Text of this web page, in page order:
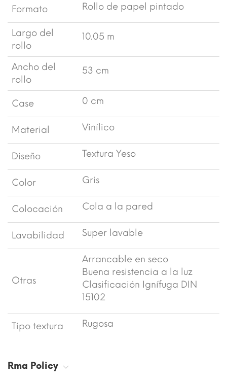
Formato Rollo de papel pintado
Largo del
rollo
10.05 m
Ancho del
rollo
53 cm
Case 0 cm
Material Vinílico
Diseño Textura Yeso
Color Gris
Colocación Cola a la pared
Lavabilidad Super lavable
Otras
Arrancable en seco
Buena resistencia a la luz
Clasificación Ignífuga DIN
15102
Tipo textura Rugosa
Rma Policy